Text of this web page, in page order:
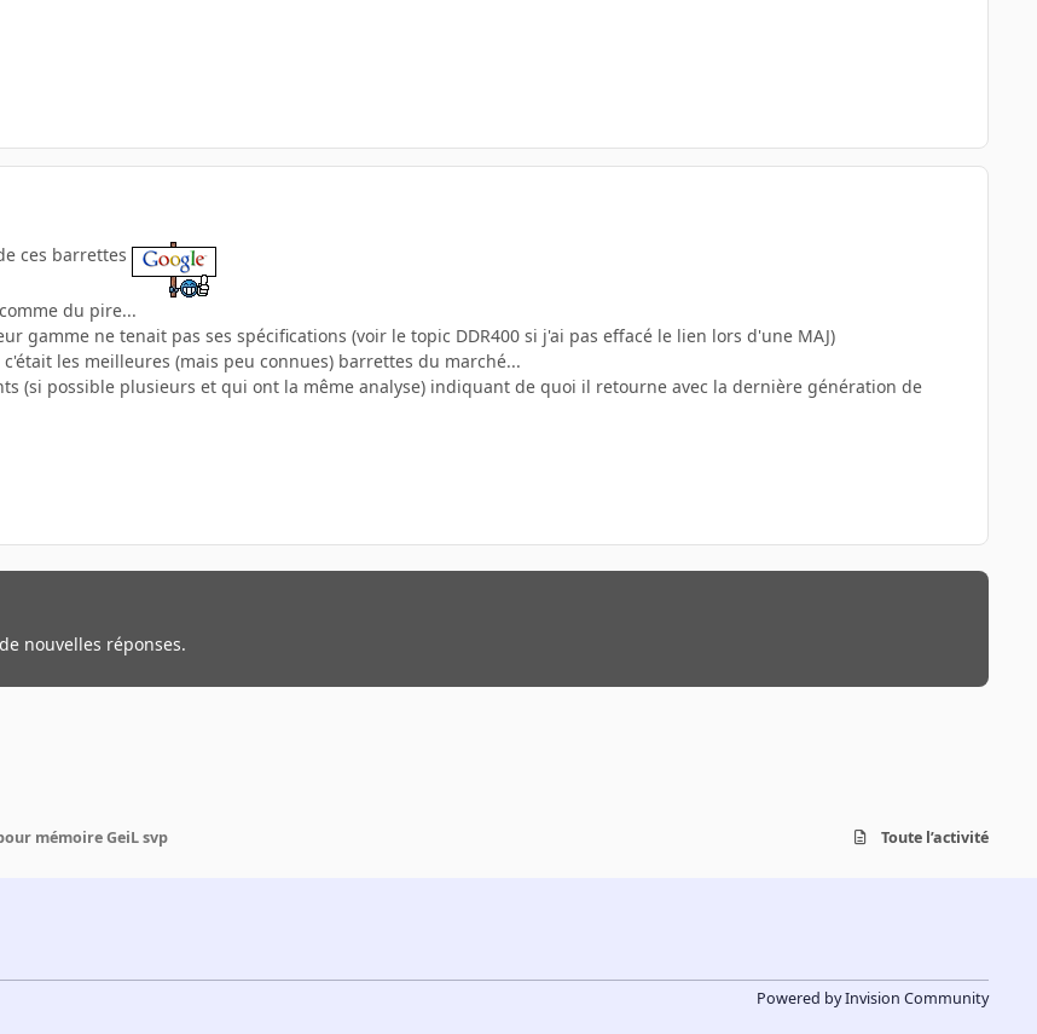
ces barrettes
du pire...
gamme ne tenait pas ses spécifications (voir le topic DDR400 si j'ai pas effacé le lien lors d'une MAJ)
les meilleures (mais peu connues) barrettes du marché...
(si possible plusieurs et qui ont la même analyse) indiquant de quoi il retourne avec la dernière génération de
nouvelles réponses.
mémoire GeiL svp Toute l’activité
Powered byInvision Community